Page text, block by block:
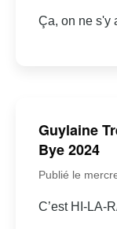
Ça, on ne s'y
Guylaine
Bye 2024
Publié le
C’est HI-LA-